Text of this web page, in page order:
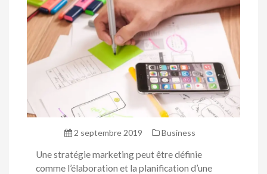
2 septembre 2019 Business
Une stratégie marketing peut être définie
comme l’élaboration et la planification d’une